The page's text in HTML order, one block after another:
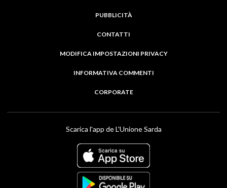
PUBBLICITÀ
CONTATTI
MODIFICA IMPOSTAZIONI PRIVACY
INFORMATIVA COMMENTI
CORPORATE
Scarica l'app de L'Unione Sarda